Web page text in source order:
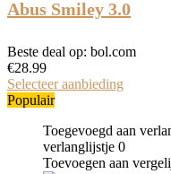
Abus Smiley 3.0
Beste deal op: bol.com
€28.99
Selecteer aanbieding
Populair
Toegevoegd aan
verlanglijstje 0
Toevoegen aan